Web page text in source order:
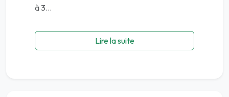
à 3...
Lire la suite